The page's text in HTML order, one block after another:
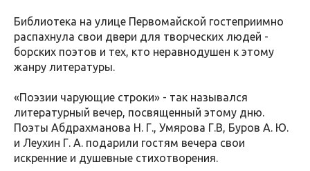
Библиотека на улице Первомайской гостеприимно
распахнула свои двери для творческих людей -
борских поэтов и тех, кто неравнодушен к этому
жанру литературы.
«Поэзии чарующие строки» - так назывался
литературный вечер, посвященный этому дню.
Поэты Абдрахманова Н. Г., Умярова Г.В, Буров А. Ю.
и Леухин Г. А. подарили гостям вечера свои
искренние и душевные стихотворения.